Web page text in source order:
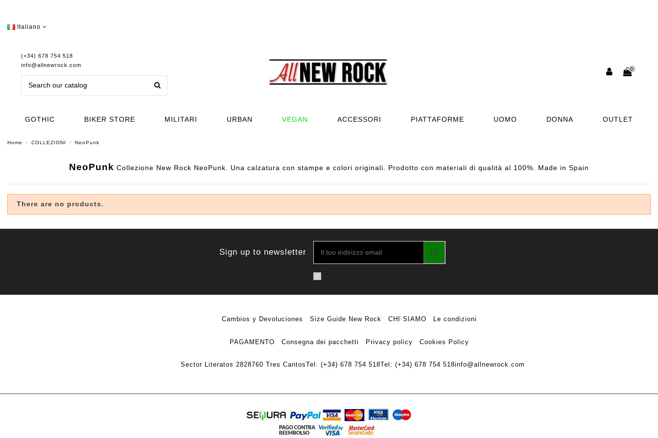
Italiano
(+34) 678 754 518
info@allnewrock.com
0
GOTHIC BIKER STORE MILITARI URBAN VEGAN ACCESSORI PIATTAFORME UOMO DONNA OUTLET
Home COLLEZIONI NeoPunk
NeoPunk Collezione New Rock NeoPunk. Una calzatura con stampe e colori originali. Prodotto con materiali di qualità al 100%. Made in Spain
There are no products.
Sign up to newsletter
Cambios y Devoluciones Size Guide New Rock CHI SIAMO Le condizioni
PAGAMENTO Consegna dei pacchetti Privacy policy Cookies Policy
Sector Literatos 2828760 Tres CantosTel: (+34) 678 754 518Tel: (+34) 678 754 518info@allnewrock.com